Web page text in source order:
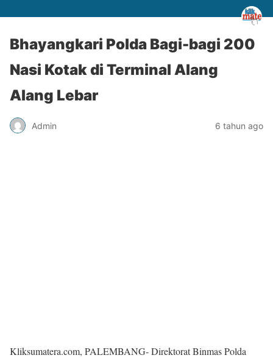
Bhayangkari Polda Bagi-bagi 200
Nasi Kotak di Terminal Alang
Alang Lebar
Admin 6 tahun ago
Kliksumatera.com, PALEMBANG- Direktorat Binmas Polda